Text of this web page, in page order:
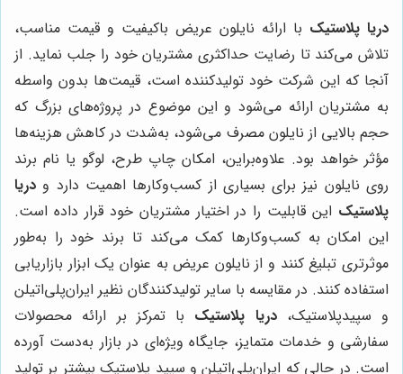
دریا پلاستیک با ارائه نایلون عریض باکیفیت و قیمت مناسب،
تلاش می‌کند تا رضایت حداکثری مشتریان خود را جلب نماید. از
آنجا که این شرکت خود تولیدکننده است، قیمت‌ها بدون واسطه
به مشتریان ارائه می‌شود و این موضوع در پروژه‌های بزرگ که
حجم بالایی از نایلون مصرف می‌شود، به‌شدت در کاهش هزینه‌ها
مؤثر خواهد بود. علاوه‌براین، امکان چاپ طرح، لوگو یا نام برند
روی نایلون نیز برای بسیاری از کسب‌و‌کارها اهمیت دارد و دریا
پلاستیک این قابلیت را در اختیار مشتریان خود قرار داده است.
این امکان به کسب‌و‌کارها کمک می‌کند تا برند خود را به‌طور
موثرتری تبلیغ کنند و از نایلون عریض به عنوان یک ابزار بازاریابی
استفاده کنند. در مقایسه با سایر تولیدکنندگان نظیر ایران‌پلی‌اتیلن
و سپید‌پلاستیک،دریا پلاستیک با تمرکز بر ارائه محصولات
سفارشی و خدمات متمایز، جایگاه ویژه‌ای در بازار به‌دست آورده
است. در حالی که ایران‌پلی‌اتیلن و سپید پلاستیک بیشتر بر تولید